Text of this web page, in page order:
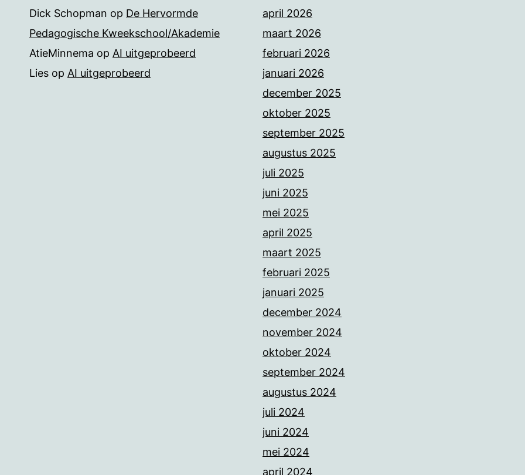
Dick Schopman op De Hervormde
Pedagogische Kweekschool/Akademie
AtieMinnema op AI uitgeprobeerd
Lies op AI uitgeprobeerd
april 2026
maart 2026
februari 2026
januari 2026
december 2025
oktober 2025
september 2025
augustus 2025
juli 2025
juni 2025
mei 2025
april 2025
maart 2025
februari 2025
januari 2025
december 2024
november 2024
oktober 2024
september 2024
augustus 2024
juli 2024
juni 2024
mei 2024
april 2024